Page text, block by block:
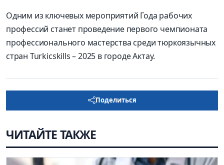
Одним из ключевых мероприятий Года рабочих
профессий станет проведение первого чемпионата
профессионального мастерства среди тюркоязычных
стран Turkісskills – 2025 в городе Актау.
Поделиться
ЧИТАЙТЕ ТАКЖЕ